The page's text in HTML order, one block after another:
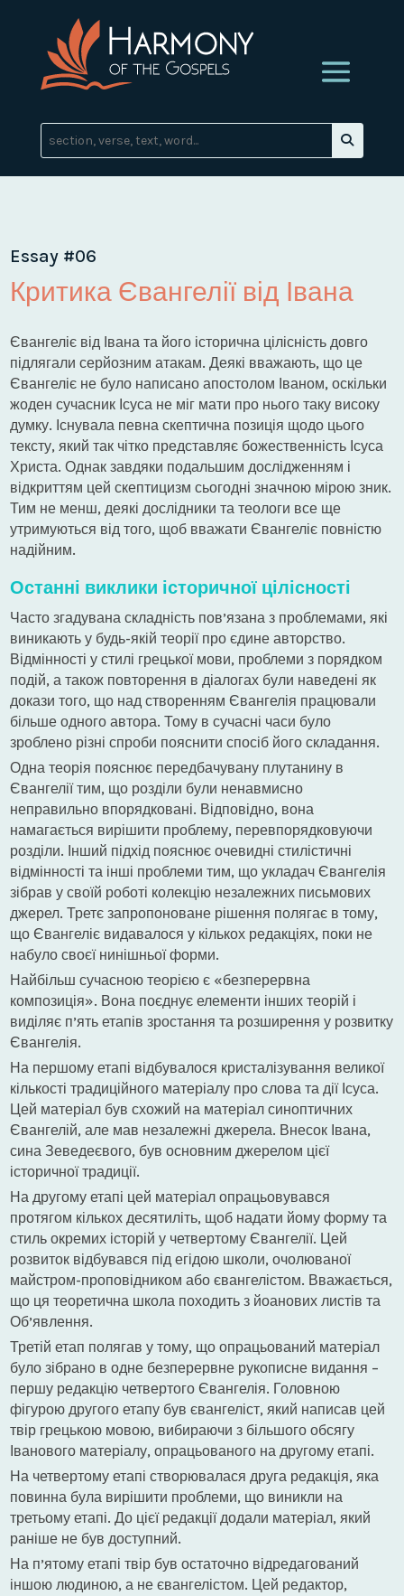
Essay #06
Критика Євангелії від Івана
Євангеліє від Івана та його історична цілісність довго
підлягали серйозним атакам. Деякі вважають, що це
Євангеліє не було написано апостолом Іваном, оскільки
жоден сучасник Ісуса не міг мати про нього таку високу
думку. Існувала певна скептична позиція щодо цього
тексту, який так чітко представляє божественність Ісуса
Христа. Однак завдяки подальшим дослідженням і
відкриттям цей скептицизм сьогодні значною мірою зник.
Тим не менш, деякі дослідники та теологи все ще
утримуються від того, щоб вважати Євангеліє повністю
надійним.
Останні виклики історичної цілісності
Часто згадувана складність пов’язана з проблемами, які
виникають у будь-якій теорії про єдине авторство.
Відмінності у стилі грецької мови, проблеми з порядком
подій, а також повторення в діалогах були наведені як
докази того, що над створенням Євангелія працювали
більше одного автора. Тому в сучасні часи було
зроблено різні спроби пояснити спосіб його складання.
Одна теорія пояснює передбачувану плутанину в
Євангелії тим, що розділи були ненавмисно
неправильно впорядковані. Відповідно, вона
намагається вирішити проблему, перевпорядковуючи
розділи. Інший підхід пояснює очевидні стилістичні
відмінності та інші проблеми тим, що укладач Євангелія
зібрав у своїй роботі колекцію незалежних письмових
джерел. Третє запропоноване рішення полягає в тому,
що Євангеліє видавалося у кількох редакціях, поки не
набуло своєї нинішньої форми.
Найбільш сучасною теорією є «безперервна
композиція». Вона поєднує елементи інших теорій і
виділяє п’ять етапів зростання та розширення у розвитку
Євангелія.
На першому етапі відбувалося кристалізування великої
кількості традиційного матеріалу про слова та дії Ісуса.
Цей матеріал був схожий на матеріал синоптичних
Євангелій, але мав незалежні джерела. Внесок Івана,
сина Зеведеєвого, був основним джерелом цієї
історичної традиції.
На другому етапі цей матеріал опрацьовувався
протягом кількох десятиліть, щоб надати йому форму та
стиль окремих історій у четвертому Євангелії. Цей
розвиток відбувався під егідою школи, очолюваної
майстром-проповідником або євангелістом. Вважається,
що ця теоретична школа походить з йоанових листів та
Об’явлення.
Третій етап полягав у тому, що опрацьований матеріал
було зібрано в одне безперервне рукописне видання –
першу редакцію четвертого Євангелія. Головною
фігурою другого етапу був євангеліст, який написав цей
твір грецькою мовою, вибираючи з більшого обсягу
Іванового матеріалу, опрацьованого на другому етапі.
На четвертому етапі створювалася друга редакція, яка
повинна була вирішити проблеми, що виникли на
третьому етапі. До цієї редакції додали матеріал, який
раніше не був доступний.
На п’ятому етапі твір був остаточно відредагований
іншою людиною, а не євангелістом. Цей редактор,